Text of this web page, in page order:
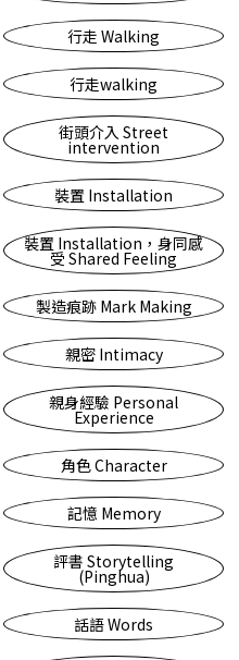
行走 Walking
行走walking
街頭介入 Street
intervention
裝置 Installation
裝置 Installation，身同感
受 Shared Feeling
製造痕跡 Mark Making
親密 Intimacy
親身經驗 Personal
Experience
角色 Character
記憶 Memory
評書 Storytelling
(Pinghua)
話語 Words